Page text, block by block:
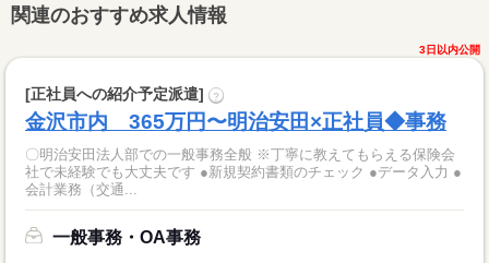
関連のおすすめ求人情報
3日以内公開
[正社員への紹介予定派遣] ?
金沢市内 365万円〜明治安田×正社員◆事務
〇明治安田法人部での一般事務全般 ※丁寧に教えてもらえる保険会
社で未経験でも大丈夫です ●新規契約書類のチェック ●データ入力 ●
会計業務（交通...
一般事務・OA事務